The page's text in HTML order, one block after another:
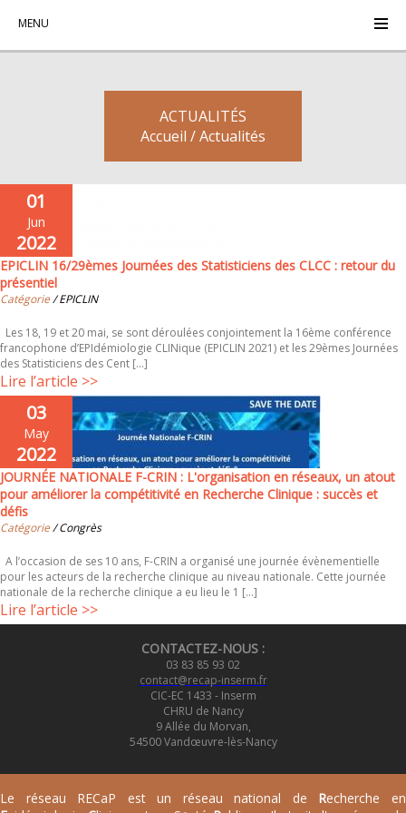
MENU
ACTUALITÉS
Accueil / Actualités
01
Jun
2022
EPICLIN 16/29èmes Journées des Statisticiens des CLCC : retour du
présentiel
Catégorie/ EPICLIN
Les 18, 19 et 20 mai, se sont déroulées conjointement la 16ème conférence
francophone d’EPIdémiologie CLINique (EPICLIN 2021) et les 29èmes Journées
des Statisticiens des Cent [...]
Lire l’article >>
03
May
2022
JOURNÉE NATIONALE F-CRIN : L'organisation en réseaux, un atout
pour améliorer la compétitivité en Recherche Clinique : succès et
défis
Catégorie/ Congrès
A l’occasion de ses 10 ans, F-CRIN a organisé une journée évènementielle
pour les acteurs de la recherche clinique au niveau nationale. Cette journée
nationale de la recherche clinique a eu lieu le 1 [...]
Lire l’article >>
CONTACTEZ-NOUS :
03 83 85 93 02
contact@recap-inserm.fr
CIC-EC 1433 - Inserm
CHRU de Nancy
9 Allée du Morvan,
54500 Vandœuvre-lès-Nancy
Le réseau RECaP est un réseau national de Recherche en